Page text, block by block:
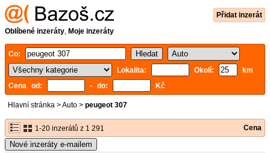
Přidat inzerát
Oblíbené inzeráty, Moje inzeráty
Co:
Lokalita:
Okolí:
km
Cena od:
- do: Kč
Hlavní stránka >Auto > peugeot 307
1-20 inzerátů z 1 291 Cena
Nové inzeráty e-mailem